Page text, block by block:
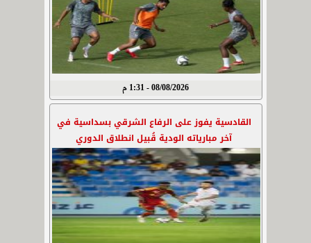
08/08/2026 - 1:31 م
القادسية يفوز على الرفاع الشرقي بسداسية في
آخر مبارياته الودية قُبيل انطلاق الدوري